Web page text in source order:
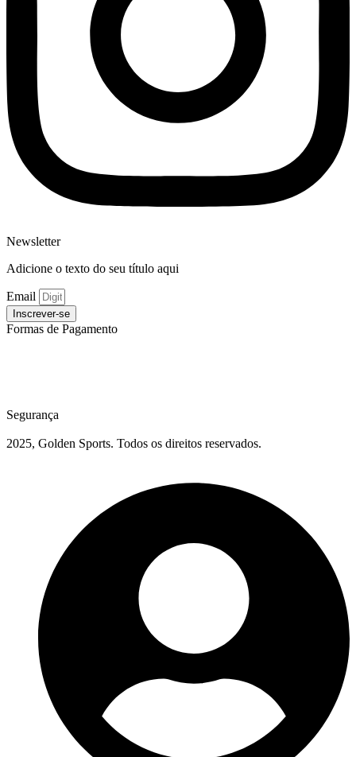
Newsletter
Adicione o texto do seu título aqui
Email
Inscrever-se
Formas de Pagamento
Segurança
2025, Golden Sports. Todos os direitos reservados.